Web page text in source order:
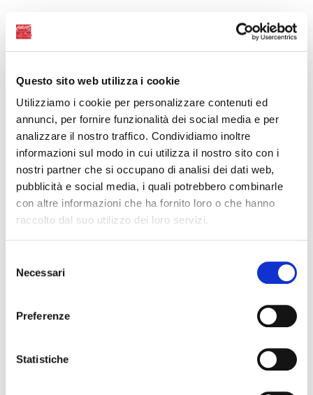
Questo sito web utilizza i cookie
Utilizziamo i cookie per personalizzare contenuti ed
annunci, per fornire funzionalità dei social media e per
analizzare il nostro traffico. Condividiamo inoltre
informazioni sul modo in cui utilizza il nostro sito con i
nostri partner che si occupano di analisi dei dati web,
pubblicità e social media, i quali potrebbero combinarle
con altre informazioni che ha fornito loro o che hanno
raccolto dal suo utilizzo dei loro servizi.
delNecessari
Preferenze
Statistiche
I authorise the processing of my personal data in
accordance with Regulation (EU) 2016/679 (General Data
Protection Regulation). Privacy Policy